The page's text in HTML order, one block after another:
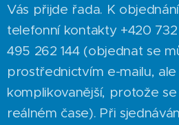
Vás přijde řada. K
telefonní kontakty +420 732
495 262 144 (objednat se
prostřednictvím e-mailu,
komplikovanější, protože
reálném čase). Při